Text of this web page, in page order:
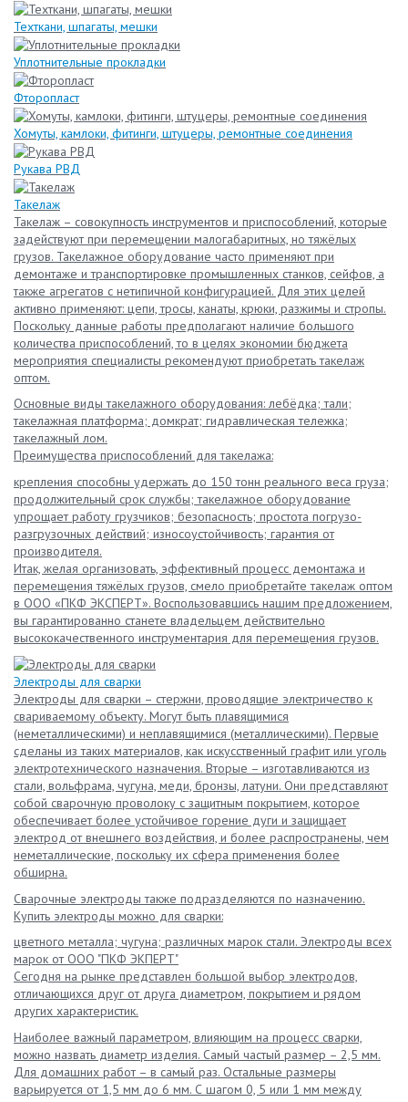
Техткани, шпагаты, мешки
Уплотнительные прокладки
Фторопласт
Хомуты, камлоки, фитинги, штуцеры, ремонтные соединения
Рукава РВД
Такелаж
Такелаж – совокупность инструментов и приспособлений, которые
задействуют при перемещении малогабаритных, но тяжёлых
грузов. Такелажное оборудование часто применяют при
демонтаже и транспортировке промышленных станков, сейфов, а
также агрегатов с нетипичной конфигурацией. Для этих целей
активно применяют: цепи, тросы, канаты, крюки, разжимы и стропы.
Поскольку данные работы предполагают наличие большого
количества приспособлений, то в целях экономии бюджета
мероприятия специалисты рекомендуют приобретать такелаж
оптом.
Основные виды такелажного оборудования: лебёдка; тали;
такелажная платформа; домкрат; гидравлическая тележка;
такелажный лом.
Преимущества приспособлений для такелажа:
крепления способны удержать до 150 тонн реального веса груза;
продолжительный срок службы; такелажное оборудование
упрощает работу грузчиков; безопасность; простота погрузо-
разгрузочных действий; износоустойчивость; гарантия от
производителя.
Итак, желая организовать, эффективный процесс демонтажа и
перемещения тяжёлых грузов, смело приобретайте такелаж оптом
в ООО «ПКФ ЭКСПЕРТ». Воспользовавшись нашим предложением,
вы гарантированно станете владельцем действительно
высококачественного инструментария для перемещения грузов.
Электроды для сварки
Электроды для сварки – стержни, проводящие электричество к
свариваемому объекту. Могут быть плавящимися
(неметаллическими) и неплавящимися (металлическими). Первые
сделаны из таких материалов, как искусственный графит или уголь
электротехнического назначения. Вторые – изготавливаются из
стали, вольфрама, чугуна, меди, бронзы, латуни. Они представляют
собой сварочную проволоку с защитным покрытием, которое
обеспечивает более устойчивое горение дуги и защищает
электрод от внешнего воздействия, и более распространены, чем
неметаллические, поскольку их сфера применения более
обширна.
Сварочные электроды также подразделяются по назначению.
Купить электроды можно для сварки:
цветного металла; чугуна; различных марок стали. Электроды всех
марок от ООО "ПКФ ЭКПЕРТ"
Сегодня на рынке представлен большой выбор электродов,
отличающихся друг от друга диаметром, покрытием и рядом
других характеристик.
Наиболее важный параметром, влияющим на процесс сварки,
можно назвать диаметр изделия. Самый частый размер – 2,5 мм.
Для домашних работ – в самый раз. Остальные размеры
варьируется от 1,5 мм до 6 мм. С шагом 0, 5 или 1 мм между